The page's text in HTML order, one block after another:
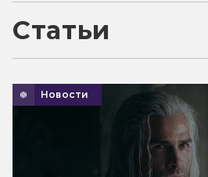
Статьи
Новости